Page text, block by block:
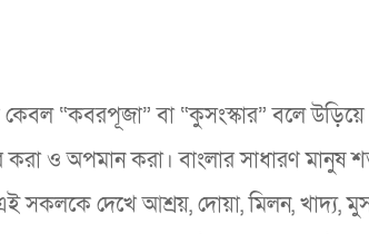
“কবরপূজা” বা “কুসংস্কার” বলে উড়িয়ে
করা ও অপমান করা। বাংলার সাধারণ মানুষ
সকলকে দেখে আশ্রয়, দোয়া, মিলন, খাদ্য,